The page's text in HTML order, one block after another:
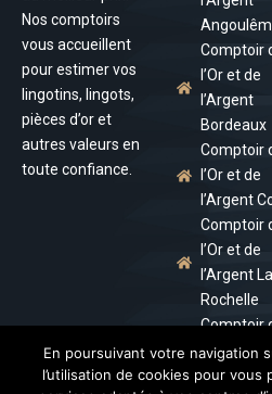
Nos comptoirs
vous accueillent
pour estimer vos
lingotins, lingots,
pièces d’or et
autres valeurs en
toute confiance.
Comptoir
l’Or et de
l’Argent
Bordeaux
Comptoir
l’Or et de
l’Argent
Comptoir
l’Or et de
l’Argent La
Rochelle
Comptoir
l’Or et de
l’Argent
En poursuivant votre navigation
l’utilisation de cookies pour